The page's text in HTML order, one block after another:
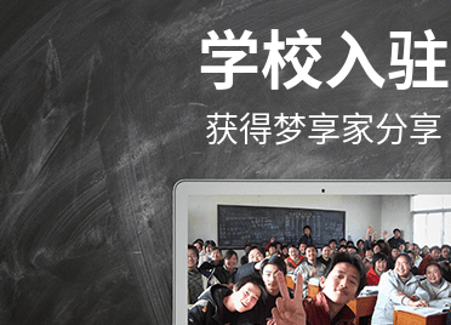
学校入驻
获得梦享家分享